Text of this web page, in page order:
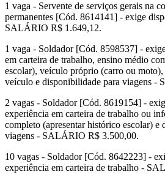
1 vaga - Servente de serviços gerais na
permanentes [Cód. 8614141] - exige
SALÁRIO R$ 1.649,12.
1 vaga - Soldador [Cód. 8598537] -
em carteira de trabalho, ensino médio
escolar), veículo próprio (carro ou
veículo e disponibilidade para viagens -
2 vagas - Soldador [Cód. 8619154] -
experiência em carteira de trabalho ou
completo (apresentar histórico escolar) e
viagens - SALÁRIO R$ 3.500,00.
10 vagas - Soldador [Cód. 8642223] -
experiência em carteira de trabalho -